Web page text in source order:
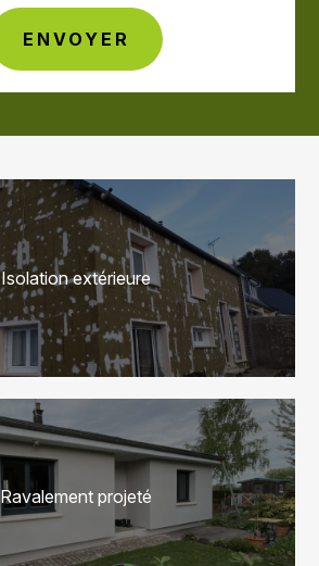
Isolation extérieure
Ravalement projeté